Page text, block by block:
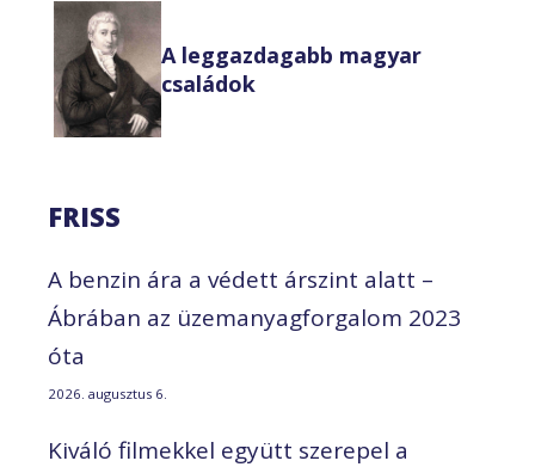
A leggazdagabb magyar
családok
FRISS
A benzin ára a védett árszint alatt –
Ábrában az üzemanyagforgalom 2023
óta
2026. augusztus 6.
Kiváló filmekkel együtt szerepel a